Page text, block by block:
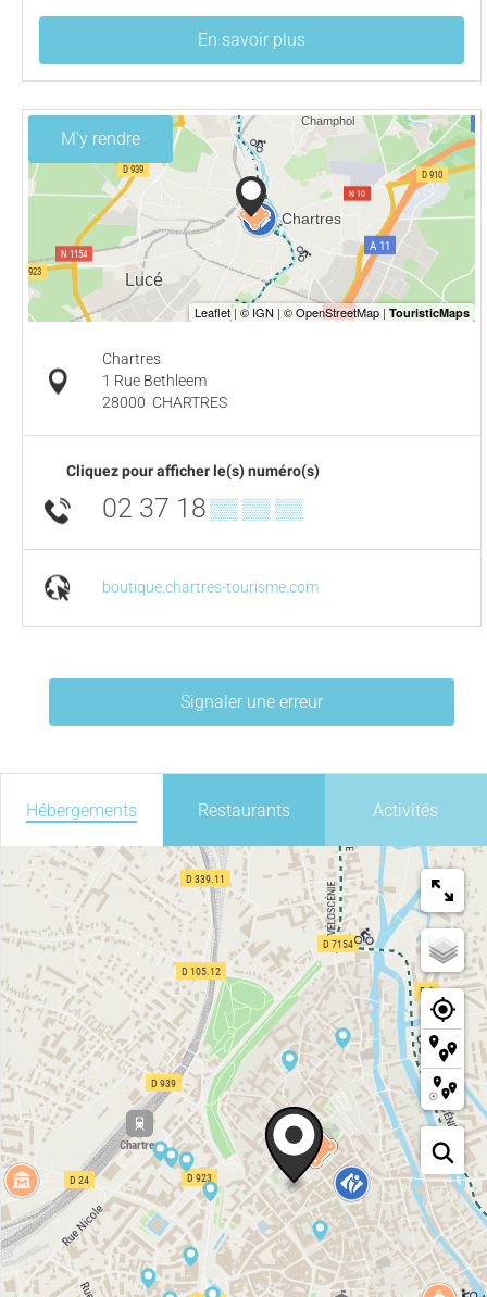
En savoir plus
M'y rendre
Chartres
1 Rue Bethleem
28000 CHARTRES
Cliquez pour afficher le(s) numéro(s)
02 37 18 ▒▒ ▒▒ ▒▒
boutique.chartres-tourisme.com
Signaler une erreur
Hébergements Restaurants Activités